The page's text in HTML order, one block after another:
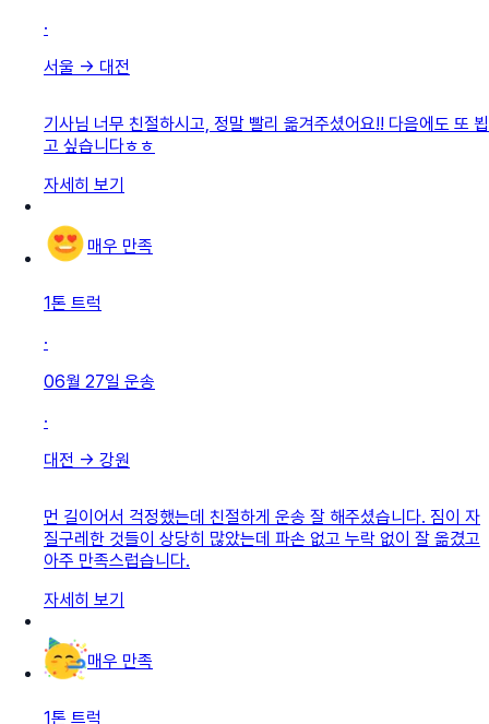
·
서울 → 대전
기사님 너무 친절하시고, 정말 빨리 옮겨주셨어요!! 다음에도 또 뵙
고 싶습니다ㅎㅎ
자세히 보기
매우 만족
1톤 트럭
·
06월 27일 운송
·
대전 → 강원
먼 길이어서 걱정했는데 친절하게 운송 잘 해주셨습니다. 짐이 자
질구레한 것들이 상당히 많았는데 파손 없고 누락 없이 잘 옮겼고
아주 만족스럽습니다.
자세히 보기
매우 만족
1톤 트럭